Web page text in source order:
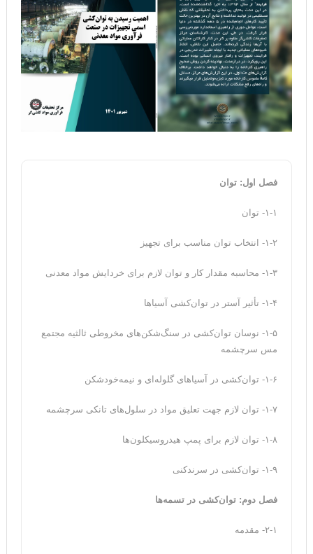
فصل اول: توان
۱-۱- توان
۱-۲- انتخاب توان مناسب برای تجهیز
۱-۳- محاسبه مقدار کار و توان لازم برای خردایش مواد معدنی
۱-۴- تأثیر آستر در توان‌کشی آسیاها
۱-۵- نوسان توان‌کشی در سنگ‌شکن‌های مخروطی ثالثیه مجتمع
مس سرچشمه
۱-۶- توان‌کشی در آسیاهای گلوله‌ای و نیمه‌خودشکن
۱-۷- توان لازم جهت تعلیق مواد در سلول‌های تانکی سرچشمه
۱-۸- توان لازم برای پمپ هیدروسیکلون‌ها
۱-۹- توان‌کشی در سرندکنی
فصل دوم: توان‌کشی در تسمه‌ها
۲-۱- مقدمه